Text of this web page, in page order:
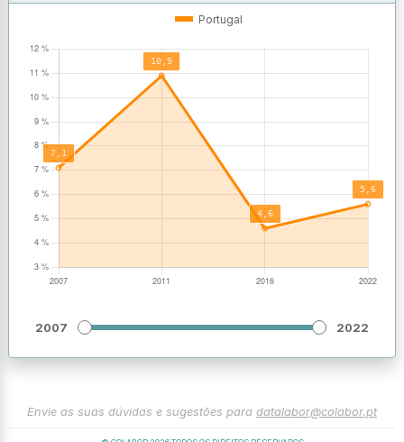
Portugal
2007 2022
Envie as suas dúvidas e sugestões para datalabor@colabor.pt